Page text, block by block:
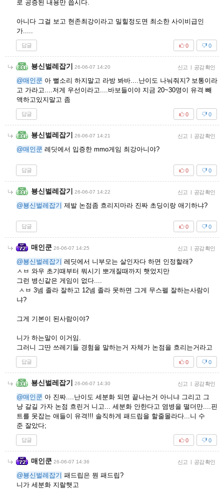
로 공증된 내용만 씁시다.
아니다 그걸 보고 현존최강이라고 밀힐정도면 최소한 사이비급인
가.....
답글 0
0
뵹신벌레잡기 26-06-07 14:20 신고 | 공감 확인
@매인쿤 아 뻘소리 하지말고 라방 봐바....난이도 나눠줘지? 보통이라
고 가라고....저게 우선이라고....바보들이야 지금 20~30명이 유격 빼
액하고있지말고 좀
답글 0
0
뵹신벌레잡기 26-06-07 14:21 신고 | 공감 확인
@매인쿤 레딧에서 입증한 mmo게임 최강아니야?
답글 0
0
뵹신벌레잡기 26-06-07 14:22 신고 | 공감 확인
@뵹신벌레잡기 제발 논점좀 흐리지마라 진짜 초딩이랑 애기하냐?
답글 0
0
매인쿤 26-06-07 14:25 신고 | 공감 확인
@뵹신벌레잡기 레딧에서 니부모는 살인자다 하면 인정할래?
ㅅㅂ 와우 초기때부터 뭐시기 뽀개질때까지 햇었지만
그런 병신같은 게임이 없다....
ㅅㅂ 3넴 졸라 잘하고 12넴 졸라 못하면 그게 무스펠 잘하는사람이
냐?
그게 기본이 된사람이야?
니가 하는말이 이거임.
그러니 그딴 쓰레기들 경험을 말하는거 자체가 논점을 흐리는거라고
답글 0
0
뵹신벌레잡기 26-06-07 14:30 신고 | 공감 확인
@매인쿤 아 진짜....난이도 세분화 되면 끝나는거 아니냐 그리고 그
냥 갈길 가자 논점 흐린거 니고... 세분화 안한다고 염병을 떨더만....핀
트를 못잡는 애들이 유격!!! 솔직하게 패드립을 할줄몰라다...니 수
준 잘았다;
답글 0
0
매인쿤 26-06-07 14:36 신고 | 공감 확인
@뵹신벌레잡기 패드립은 뭔 패드립?
니가 세분화 지랄햇고